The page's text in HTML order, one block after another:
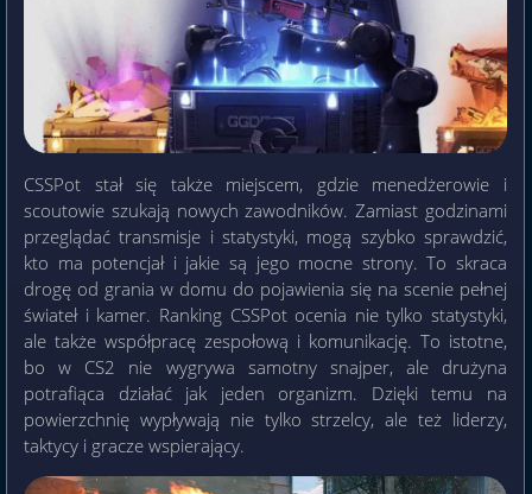
CSSPot stał się także miejscem, gdzie menedżerowie i
scoutowie szukają nowych zawodników. Zamiast godzinami
przeglądać transmisje i statystyki, mogą szybko sprawdzić,
kto ma potencjał i jakie są jego mocne strony. To skraca
drogę od grania w domu do pojawienia się na scenie pełnej
świateł i kamer. Ranking CSSPot ocenia nie tylko statystyki,
ale także współpracę zespołową i komunikację. To istotne,
bo w CS2 nie wygrywa samotny snajper, ale drużyna
potrafiąca działać jak jeden organizm. Dzięki temu na
powierzchnię wypływają nie tylko strzelcy, ale też liderzy,
taktycy i gracze wspierający.